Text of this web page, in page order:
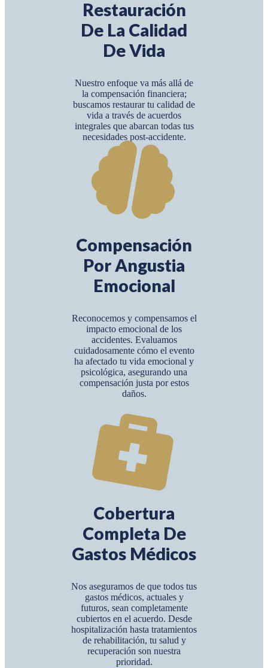
Restauración
De La Calidad
De Vida
Nuestro enfoque va más allá de
la compensación financiera;
buscamos restaurar tu calidad de
vida a través de acuerdos
integrales que abarcan todas tus
necesidades post-accidente.
Compensación
Por Angustia
Emocional
Reconocemos y compensamos el
impacto emocional de los
accidentes. Evaluamos
cuidadosamente cómo el evento
ha afectado tu vida emocional y
psicológica, asegurando una
compensación justa por estos
daños.
Cobertura
Completa De
Gastos Médicos
Nos aseguramos de que todos tus
gastos médicos, actuales y
futuros, sean completamente
cubiertos en el acuerdo. Desde
hospitalización hasta tratamientos
de rehabilitación, tu salud y
recuperación son nuestra
prioridad.